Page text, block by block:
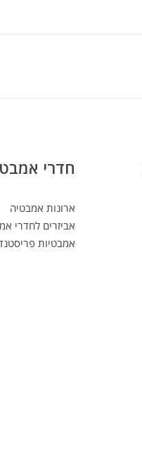
חדרי אמבט
ארונות אמבטיה
אביזרים לחדרי
אמבטיות